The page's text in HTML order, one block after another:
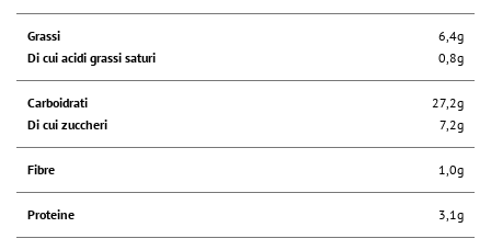
Grassi
Di cui acidi grassi saturi
6,4g
0,8g
Carboidrati
Di cui zuccheri
27,2g
7,2g
Fibre 1,0g
Proteine 3,1g